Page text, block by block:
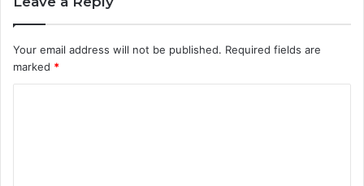
Your email address will not be published. Required fields are
marked *